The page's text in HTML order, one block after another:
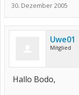
30. Dezember 2005
Uwe01
Mitglied
Hallo Bodo,